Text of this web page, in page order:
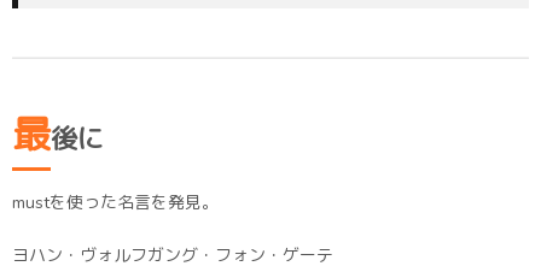
最後に
mustを使った名言を発見。
ヨハン・ヴォルフガング・フォン・ゲーテ